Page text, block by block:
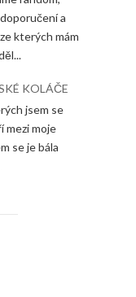
a
kterých mám
KOLÁČE
jsem se
mezi moje
se je bála